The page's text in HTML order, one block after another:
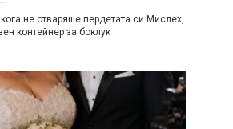
не отваряше пердетата си Мислех,
контейнер за боклук